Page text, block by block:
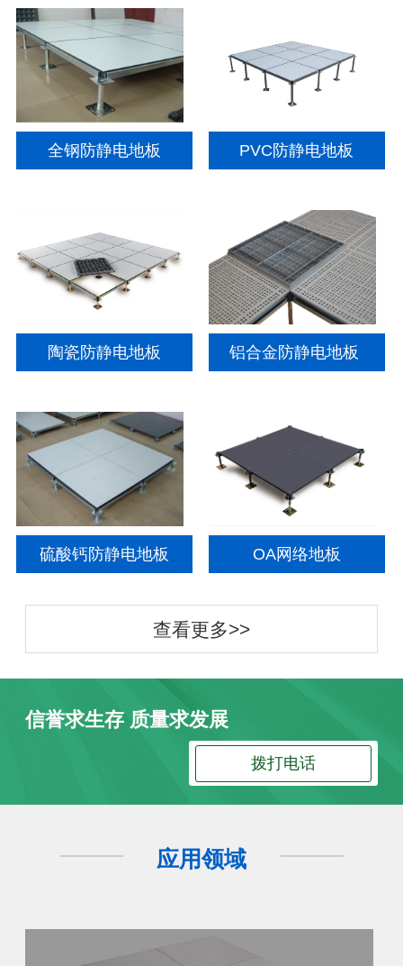
全钢防静电地板 PVC防静电地板
陶瓷防静电地板 铝合金防静电地板
硫酸钙防静电地板 OA网络地板
查看更多>>
信誉求生存 质量求发展
拨打电话
应用领域
防静电地板